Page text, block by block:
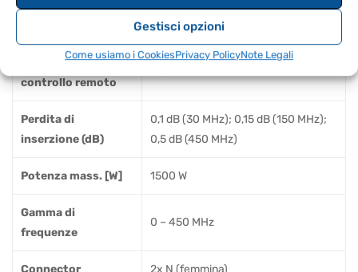
Gestisci opzioni
Come usiamo i CookiesPrivacy PolicyNote Legali
AlphaDelta
Funzione di
controllo remoto
Perdita di
inserzione (dB)
0,1 dB (30 MHz); 0,15 dB (150 MHz);
0,5 dB (450 MHz)
Potenza mass. [W] 1500 W
Gamma di
frequenze
0 – 450 MHz